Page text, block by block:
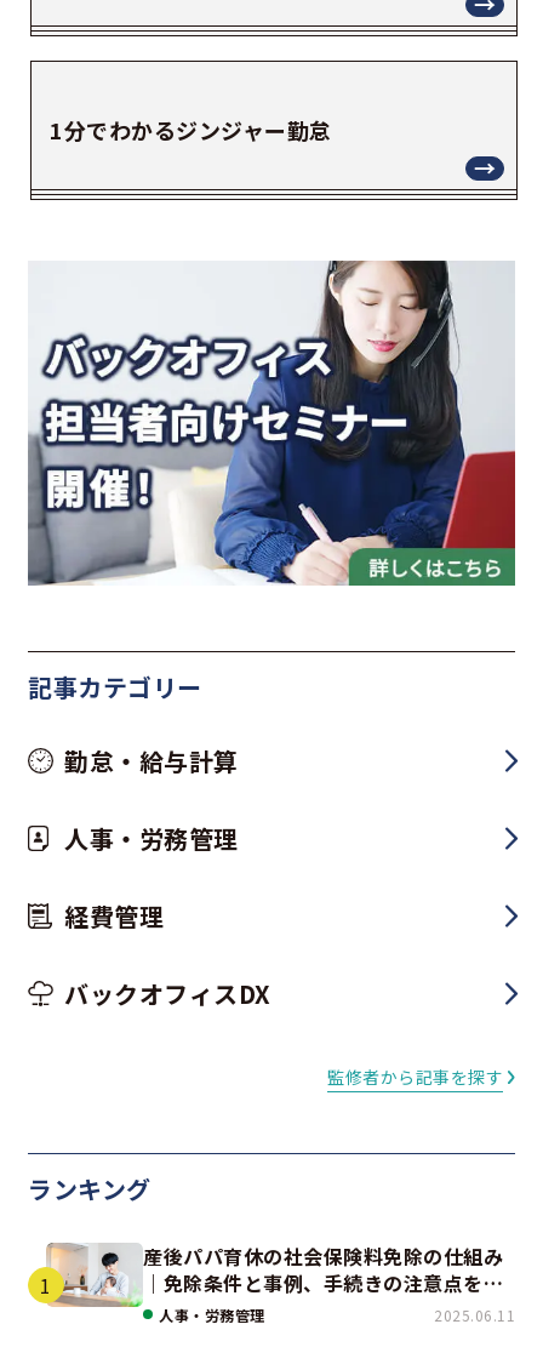
1分でわかるジンジャー勤怠
記事カテゴリー
勤怠・給与計算
人事・労務管理
経費管理
バックオフィスDX
監修者から記事を探す
ランキング
産後パパ育休の社会保険料免除の仕組み
｜免除条件と事例、手続きの注意点を解
説人事・労務管理 2025.06.11